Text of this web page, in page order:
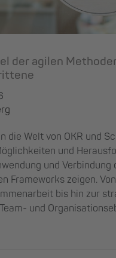
der agilen
die Welt von OKR und
und
und Verbindung
Frameworks zeigen.
bis hin zur
und